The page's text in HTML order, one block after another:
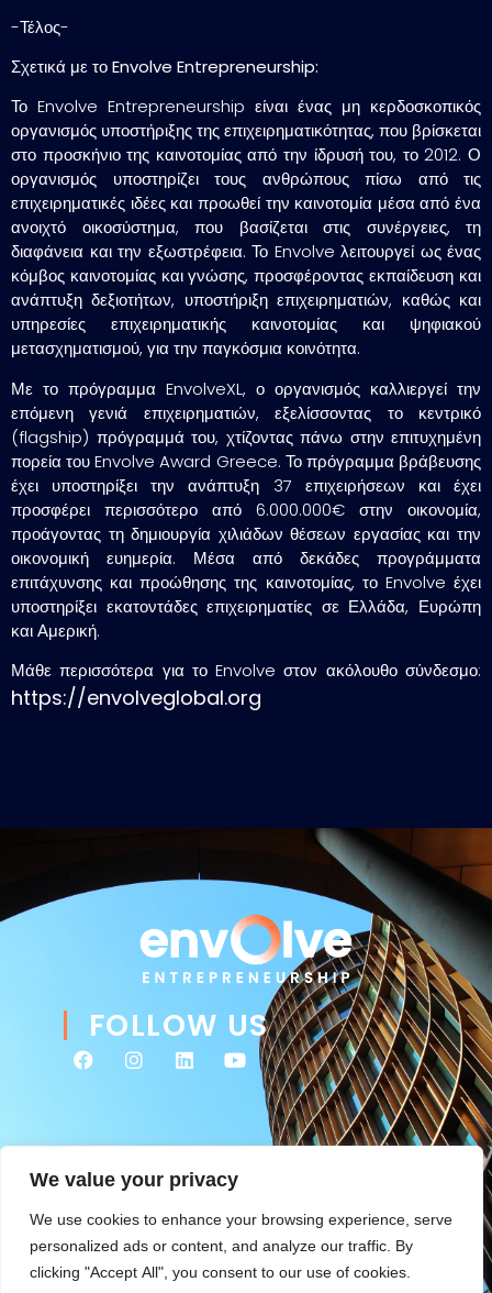
We value your privacy
We use cookies to enhance your browsing experience, serve
personalized ads or content, and analyze our traffic. By
clicking "Accept All", you consent to our use of cookies.
-Τέλος-
Σχετικά με τοEnvolve Entrepreneurship:
Το Envolve Entrepreneurship είναι ένας μη κερδοσκοπικός
οργανισμός υποστήριξης της επιχειρηματικότητας, που βρίσκεται
στο προσκήνιο της καινοτομίας από την ίδρυσή του, το 2012. Ο
οργανισμός υποστηρίζει τους ανθρώπους πίσω από τις
επιχειρηματικές ιδέες και προωθεί την καινοτομία μέσα από ένα
ανοιχτό οικοσύστημα, που βασίζεται στις συνέργειες, τη
διαφάνεια και την εξωστρέφεια. Το Envolve λειτουργεί ως ένας
κόμβος καινοτομίας και γνώσης, προσφέροντας εκπαίδευση και
ανάπτυξη δεξιοτήτων, υποστήριξη επιχειρηματιών, καθώς και
υπηρεσίες επιχειρηματικής καινοτομίας και ψηφιακού
μετασχηματισμού, για την παγκόσμια κοινότητα.
Με το πρόγραμμα EnvolveXL, ο οργανισμός καλλιεργεί την
επόμενη γενιά επιχειρηματιών, εξελίσσοντας το κεντρικό
(flagship) πρόγραμμά του, χτίζοντας πάνω στην επιτυχημένη
πορεία του Envolve Award Greece. Το πρόγραμμα βράβευσης
έχει υποστηρίξει την ανάπτυξη 37 επιχειρήσεων και έχει
προσφέρει περισσότερο από 6.000.000€ στην οικονομία,
προάγοντας τη δημιουργία χιλιάδων θέσεων εργασίας και την
οικονομική ευημερία. Μέσα από δεκάδες προγράμματα
επιτάχυνσης και προώθησης της καινοτομίας, το Envolve έχει
υποστηρίξει εκατοντάδες επιχειρηματίες σε Ελλάδα, Ευρώπη
και Αμερική.
Μάθε περισσότερα για το Envolve στον ακόλουθο σύνδεσμο:
https://envolveglobal.org
FOLLOW US
© 2026 Envolve Entrepreneurship. All rights reserved. Website